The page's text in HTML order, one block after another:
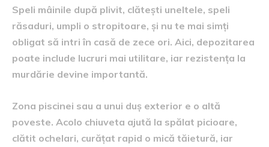
Speli mâinile după plivit, clătești uneltele, speli
răsaduri, umpli o stropitoare, și nu te mai simți
obligat să intri în casă de zece ori. Aici, depozitarea
poate include lucruri mai utilitare, iar rezistența la
murdărie devine importantă.
Zona piscinei sau a unui duș exterior e o altă
poveste. Acolo chiuveta ajută la spălat picioare,
clătit ochelari, curățat rapid o mică tăietură, iar